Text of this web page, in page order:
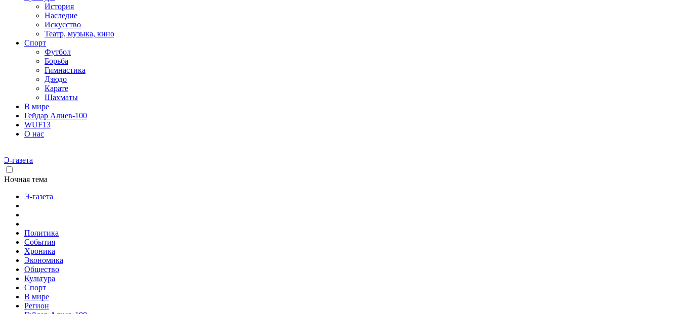
История
Наследие
Искусство
Театр, музыка, кино
Спорт
Футбол
Борьба
Гимнастика
Дзюдо
Карате
Шахматы
В мире
Гейдар Алиев-100
WUF13
О нас
Э-газета
Ночная тема
Э-газета
Политика
События
Хроника
Экономика
Общество
Культура
Спорт
В мире
Регион